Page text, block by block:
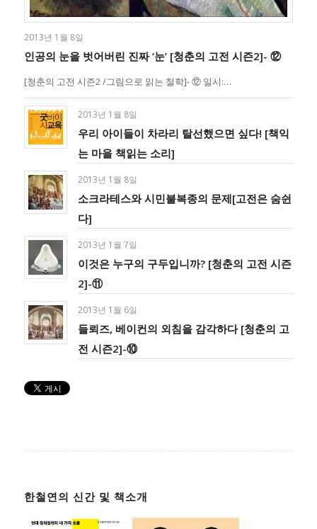
2013년 1월 8일
인공의 눈을 벗어버린 진짜 ‘눈’ [청춘의 고전 시즌2]- ⑫
[청춘의 고전 시즌2 /그림으로 읽는 철학]- ⑫ 일시:…
2013년 1월 8일
우리 아이들이 차라리 탈선했으면 싶다! [책익
는 마을 책읽는 소리]
2013년 1월 8일
소크라테스와 시민불복종의 문제[고전은 숨쉰
다]
2013년 1월 7일
이것은 누구의 구두입니까? [청춘의 고전 시즌
2]-⑪
2013년 1월 6일
들뢰즈, 베이컨의 외침을 감각하다 [청춘의 고
전 시즌2]-⑩
한철연의 신간 및 책소개